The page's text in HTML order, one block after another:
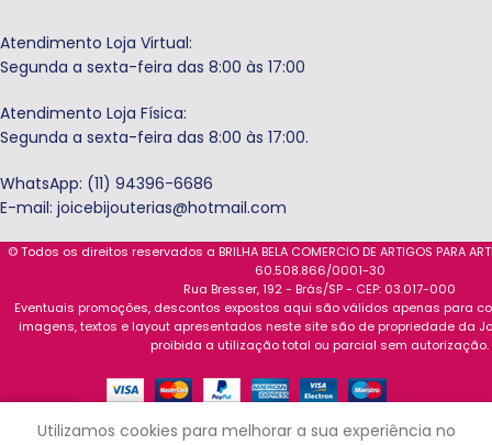
Atendimento Loja Virtual:
Segunda a sexta-feira das 8:00 às 17:00
Atendimento Loja Física:
Segunda a sexta-feira das 8:00 às 17:00.
WhatsApp: (11) 94396-6686
E-mail: joicebijouterias@hotmail.com
© Todos os direitos reservados a BRILHA BELA COMERCIO DE ARTIGOS PARA
60.508.866/0001-30
Rua Bresser, 192 - Brás/SP - CEP: 03.017-000
Eventuais promoções, descontos expostos aqui são válidos apenas para
imagens, textos e layout apresentados neste site são de propriedade da
proibida a utilização total ou parcial sem autorização.
Utilizamos cookies para melhorar a sua experiência no